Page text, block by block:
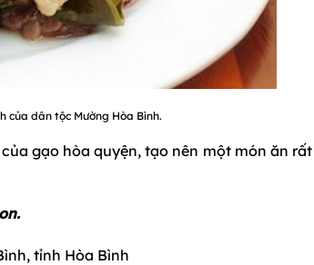
của dân tộc Mường Hòa Bình.
gạo hòa quyện, tạo nên một món ăn
tỉnh Hòa Bình